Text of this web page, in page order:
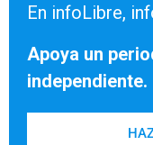
En infoLibre,
Apoya un
independiente.